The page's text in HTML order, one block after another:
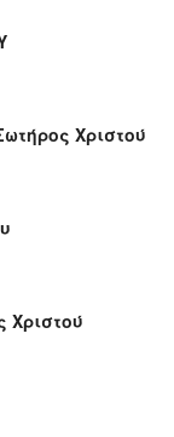
Χριστού
Χριστού